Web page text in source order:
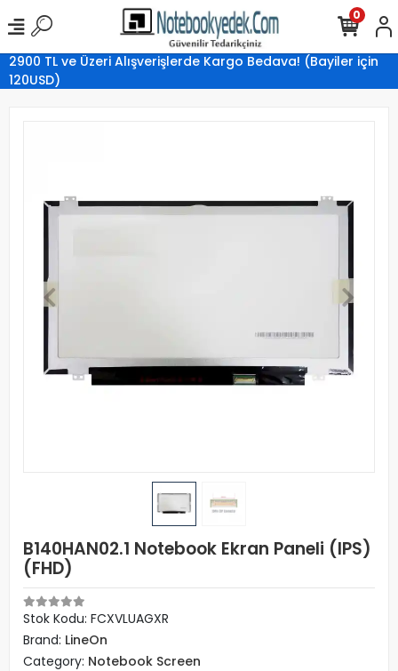
2900 TL ve Üzeri Alışverişlerde Kargo Bedava! (Bayiler için
120USD)
0
B140HAN02.1 Notebook Ekran Paneli (IPS)
(FHD)
Stok Kodu: FCXVLUAGXR
Brand: LineOn
Category: Notebook Screen